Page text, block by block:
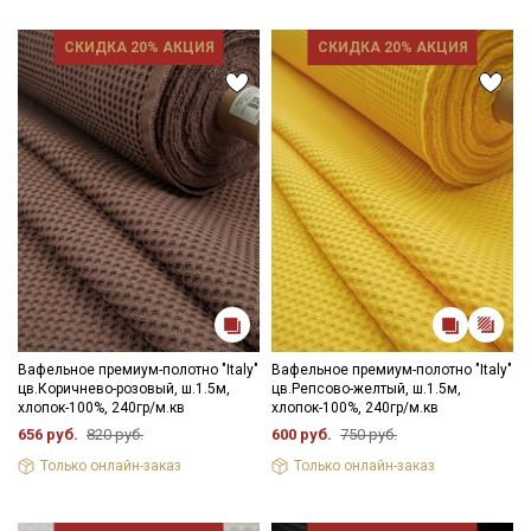
Цветопередача может отличаться от оригинального цвета
ткани в зависимости от настроек вашего монитора.
СКИДКА 20% АКЦИЯ
Вафельное премиум-полотно "Italy"
цв.Коричнево-розовый, ш.1.5м,
хлопок-100%, 240гр/м.кв
656 руб. 820 руб.
Только онлайн-заказ
СКИДКА 20% АКЦИЯ
Вафельное премиум-полотно "Italy"
цв.Репсово-желтый, ш.1.5м,
хлопок-100%, 240гр/м.кв
600 руб. 750 руб.
Только онлайн-заказ